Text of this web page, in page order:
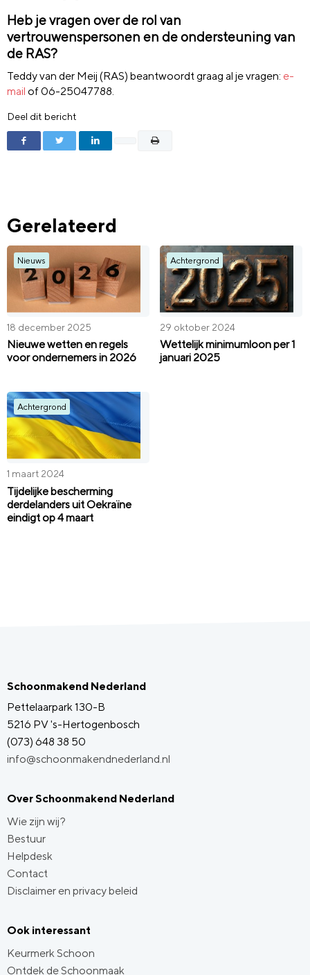
Heb je vragen over de rol van
vertrouwenspersonen en de ondersteuning van
de RAS?
Teddy van der Meij (RAS) beantwoordt graag al je vragen: e-
mail of 06-25047788.
Deel dit bericht
Gerelateerd
Nieuws
18 december 2025
Nieuwe wetten en regels
voor ondernemers in 2026
Achtergrond
29 oktober 2024
Wettelijk minimumloon per 1
januari 2025
Achtergrond
1 maart 2024
Tijdelijke bescherming
derdelanders uit Oekraïne
eindigt op 4 maart
Schoonmakend Nederland
Pettelaarpark 130-B
5216 PV 's-Hertogenbosch
(073) 648 38 50
info@schoonmakendnederland.nl
Over Schoonmakend Nederland
Wie zijn wij?
Bestuur
Helpdesk
Contact
Disclaimer en privacy beleid
Ook interessant
Keurmerk Schoon
Ontdek de Schoonmaak